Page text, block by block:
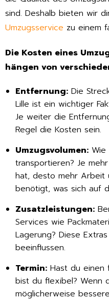
sind. Deshalb bieten wir
Umzugsservice zu einem
Die Kosten eines
hängen von
Entfernung: Die
Lille ist ein wichtiger
Je weiter die
Regel die Kosten sein.
Umzugsvolumen:
transportieren? Je
hat, desto mehr Arbeit
benötigt, was sich auf
Zusatzleistungen:
Services wie
Lagerung? Diese
beeinflussen.
Termin: Hast du einen
bist du flexibel? Wenn
möglicherweise